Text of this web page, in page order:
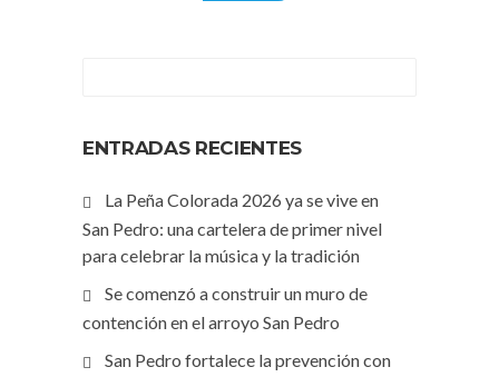
ENTRADAS RECIENTES
La Peña Colorada 2026 ya se vive en
San Pedro: una cartelera de primer nivel
para celebrar la música y la tradición
Se comenzó a construir un muro de
contención en el arroyo San Pedro
San Pedro fortalece la prevención con